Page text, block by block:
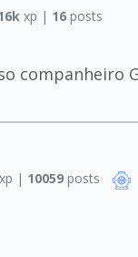
xp | 16 posts
companheiro
| 10059posts